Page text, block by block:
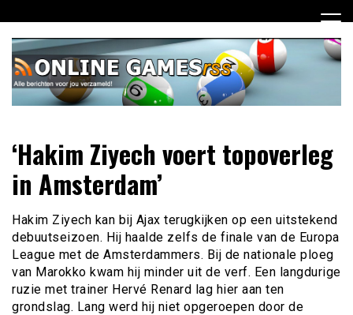
naar
inhoud
Online Games RSS
verzameld
‘Hakim Ziyech voert topoverleg
in Amsterdam’
Hakim Ziyech kan bij Ajax terugkijken op een uitstekend
debuutseizoen. Hij haalde zelfs de finale van de Europa
League met de Amsterdammers. Bij de nationale ploeg
van Marokko kwam hij minder uit de verf. Een langdurige
ruzie met trainer Hervé Renard lag hier aan ten
grondslag. Lang werd hij niet opgeroepen door de